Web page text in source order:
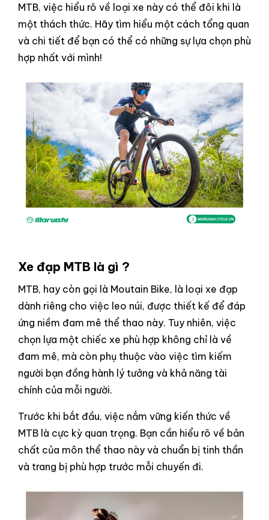
MTB, việc hiểu rõ về loại xe này có thể đôi khi là
một thách thức. Hãy tìm hiểu một cách tổng quan
và chi tiết để bạn có thể có những sự lựa chọn phù
hợp nhất với mình!
Xe đạp MTB là gì ?
MTB, hay còn gọi là Moutain Bike, là loại xe đạp
dành riêng cho việc leo núi, được thiết kế để đáp
ứng niềm đam mê thể thao này. Tuy nhiên, việc
chọn lựa một chiếc xe phù hợp không chỉ là về
đam mê, mà còn phụ thuộc vào việc tìm kiếm
người bạn đồng hành lý tưởng và khả năng tài
chính của mỗi người.
Trước khi bắt đầu, việc nắm vững kiến thức về
MTB là cực kỳ quan trọng. Bạn cần hiểu rõ về bản
chất của môn thể thao này và chuẩn bị tinh thần
và trang bị phù hợp trước mỗi chuyến đi.